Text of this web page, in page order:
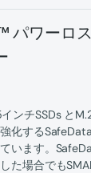
パワーロ
ンチSSDs と
化する
います。
た場合でも